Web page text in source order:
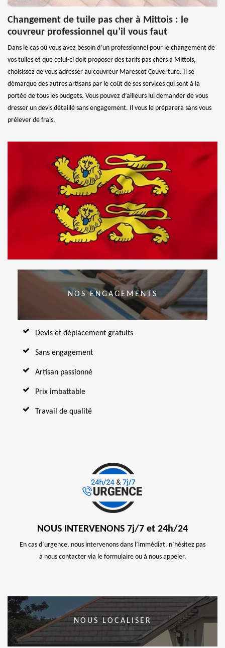
Changement de tuile pas cher à Mittois : le
couvreur professionnel qu’il vous faut
Dans le cas où vous avez besoin d’un professionnel pour le changement de
vos tuiles et que celui-ci doit proposer des tarifs pas chers à Mittois,
choisissez de vous adresser au couvreur Marescot Couverture. Il se
démarque des autres artisans par le coût de ses services qui sont à la
portée de tous les budgets. Vous pouvez d’ailleurs lui demander de vous
dresser un devis détaillé sans engagement. Il vous le préparera sans vous
prélever de frais.
NOS ENGAGEMENTS
Devis et déplacement gratuits
Sans engagement
Artisan passionné
Prix imbattable
Travail de qualité
NOUS INTERVENONS 7j/7 et 24h/24
En cas d’urgence, nous intervenons dans l’immédiat, n’hésitez pas
à nous contacter via le formulaire ou à nous appeler.
NOUS LOCALISER